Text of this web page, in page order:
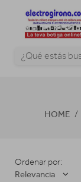
HOME
Ordenar por:
Relevancia